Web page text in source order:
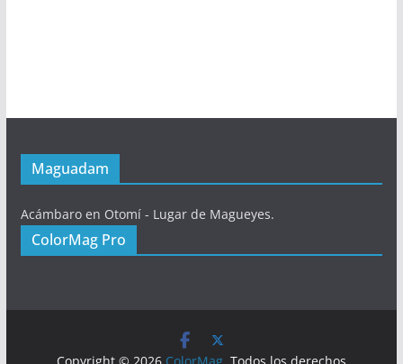
Maguadam
Acámbaro en Otomí - Lugar de Magueyes.
ColorMag Pro